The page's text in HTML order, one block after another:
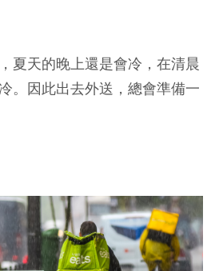
夏天的晚上還是會冷，在清晨
。因此出去外送，總會準備一